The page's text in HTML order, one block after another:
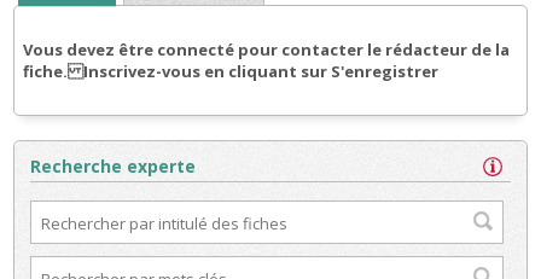
Vous devez être connecté pour contacter le rédacteur de la
fiche. Inscrivez-vous en cliquant sur S'enregistrer
Recherche experte